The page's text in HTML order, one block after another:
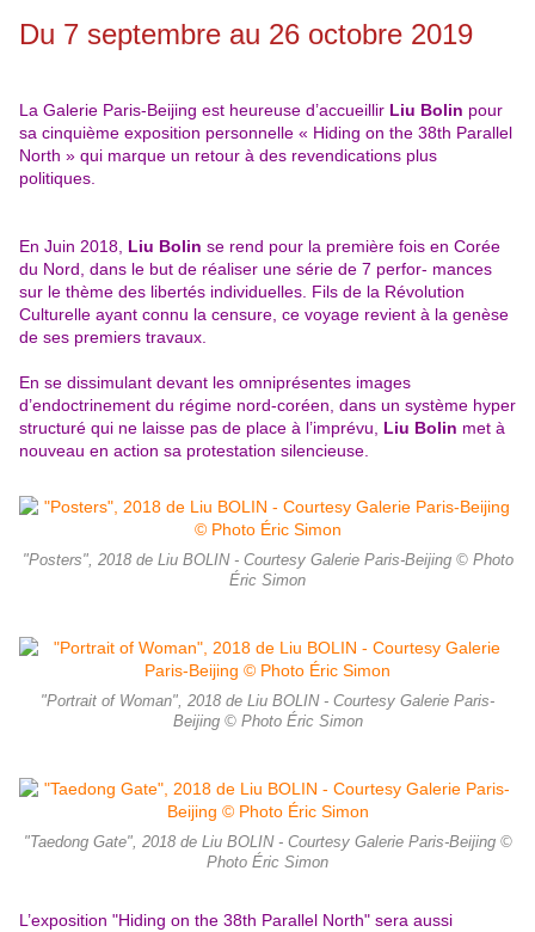
Du 7 septembre au 26 octobre 2019
La Galerie Paris-Beijing est heureuse d’accueillir Liu Bolin pour
sa cinquième exposition personnelle « Hiding on the 38th Parallel
North » qui marque un retour à des revendications plus
politiques.
En Juin 2018, Liu Bolin se rend pour la première fois en Corée
du Nord, dans le but de réaliser une série de 7 perfor- mances
sur le thème des libertés individuelles. Fils de la Révolution
Culturelle ayant connu la censure, ce voyage revient à la genèse
de ses premiers travaux.
En se dissimulant devant les omniprésentes images
d’endoctrinement du régime nord-coréen, dans un système hyper
structuré qui ne laisse pas de place à l’imprévu, Liu Bolin met à
nouveau en action sa protestation silencieuse.
"Posters", 2018 de Liu BOLIN - Courtesy Galerie Paris-Beijing © Photo
Éric Simon
"Portrait of Woman", 2018 de Liu BOLIN - Courtesy Galerie Paris-
Beijing © Photo Éric Simon
"Taedong Gate", 2018 de Liu BOLIN - Courtesy Galerie Paris-Beijing ©
Photo Éric Simon
L’exposition "Hiding on the 38th Parallel North" sera aussi